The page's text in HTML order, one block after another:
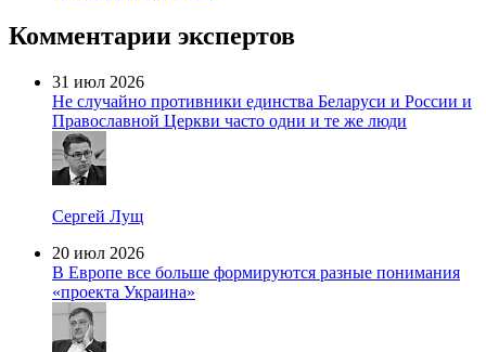
Комментарии экспертов
31 июл 2026
Не случайно противники единства Беларуси и России и
Православной Церкви часто одни и те же люди
Сергей Лущ
20 июл 2026
В Европе все больше формируются разные понимания
«проекта Украина»